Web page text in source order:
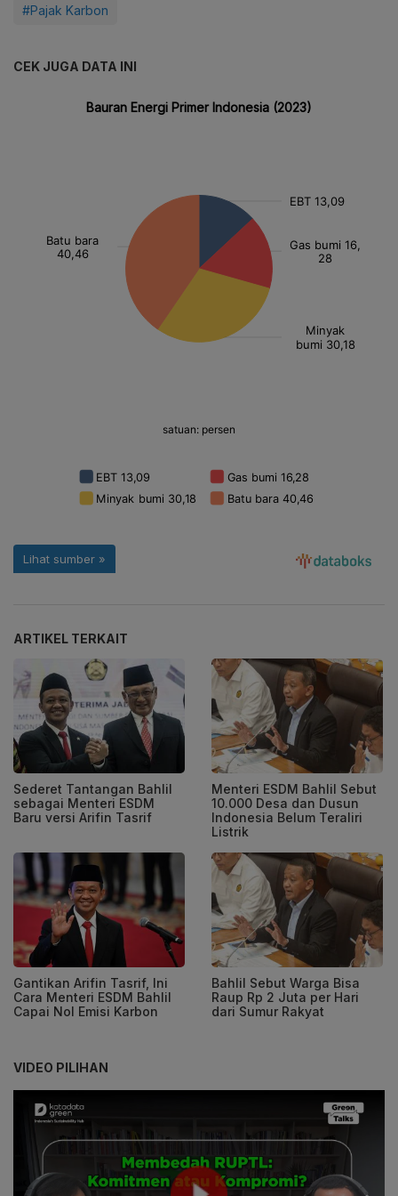
#Pajak Karbon
CEK JUGA DATA INI
ARTIKEL TERKAIT
Sederet Tantangan Bahlil
sebagai Menteri ESDM
Baru versi Arifin Tasrif
Menteri ESDM Bahlil Sebut
10.000 Desa dan Dusun
Indonesia Belum Teraliri
Listrik
Gantikan Arifin Tasrif, Ini
Cara Menteri ESDM Bahlil
Capai Nol Emisi Karbon
Bahlil Sebut Warga Bisa
Raup Rp 2 Juta per Hari
dari Sumur Rakyat
VIDEO PILIHAN